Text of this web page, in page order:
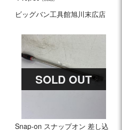
ビッグバン工具館旭川末広店
SOLD OUT
Snap-on スナップオン 差し込